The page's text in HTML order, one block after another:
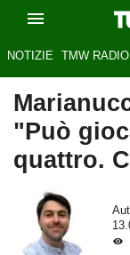
NOTIZIE TMW RADIO
"Può
quattro.